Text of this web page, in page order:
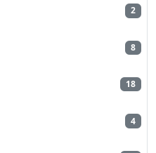
2
8
18
4